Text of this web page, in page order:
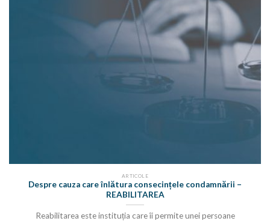
ARTICOLE
Despre cauza care înlătura consecințele condamnării –
REABILITAREA
Reabilitarea este instituția care îi permite unei persoane